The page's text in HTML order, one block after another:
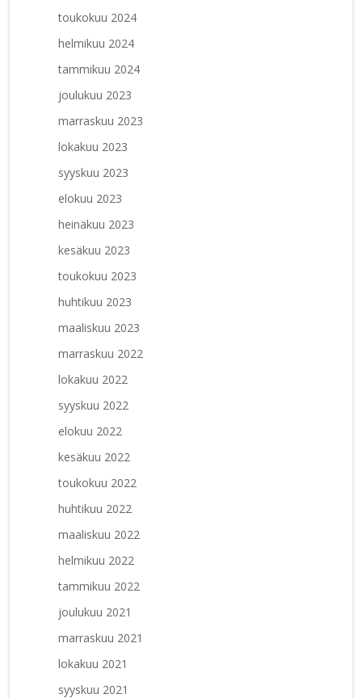
toukokuu 2024
helmikuu 2024
tammikuu 2024
joulukuu 2023
marraskuu 2023
lokakuu 2023
syyskuu 2023
elokuu 2023
heinäkuu 2023
kesäkuu 2023
toukokuu 2023
huhtikuu 2023
maaliskuu 2023
marraskuu 2022
lokakuu 2022
syyskuu 2022
elokuu 2022
kesäkuu 2022
toukokuu 2022
huhtikuu 2022
maaliskuu 2022
helmikuu 2022
tammikuu 2022
joulukuu 2021
marraskuu 2021
lokakuu 2021
syyskuu 2021